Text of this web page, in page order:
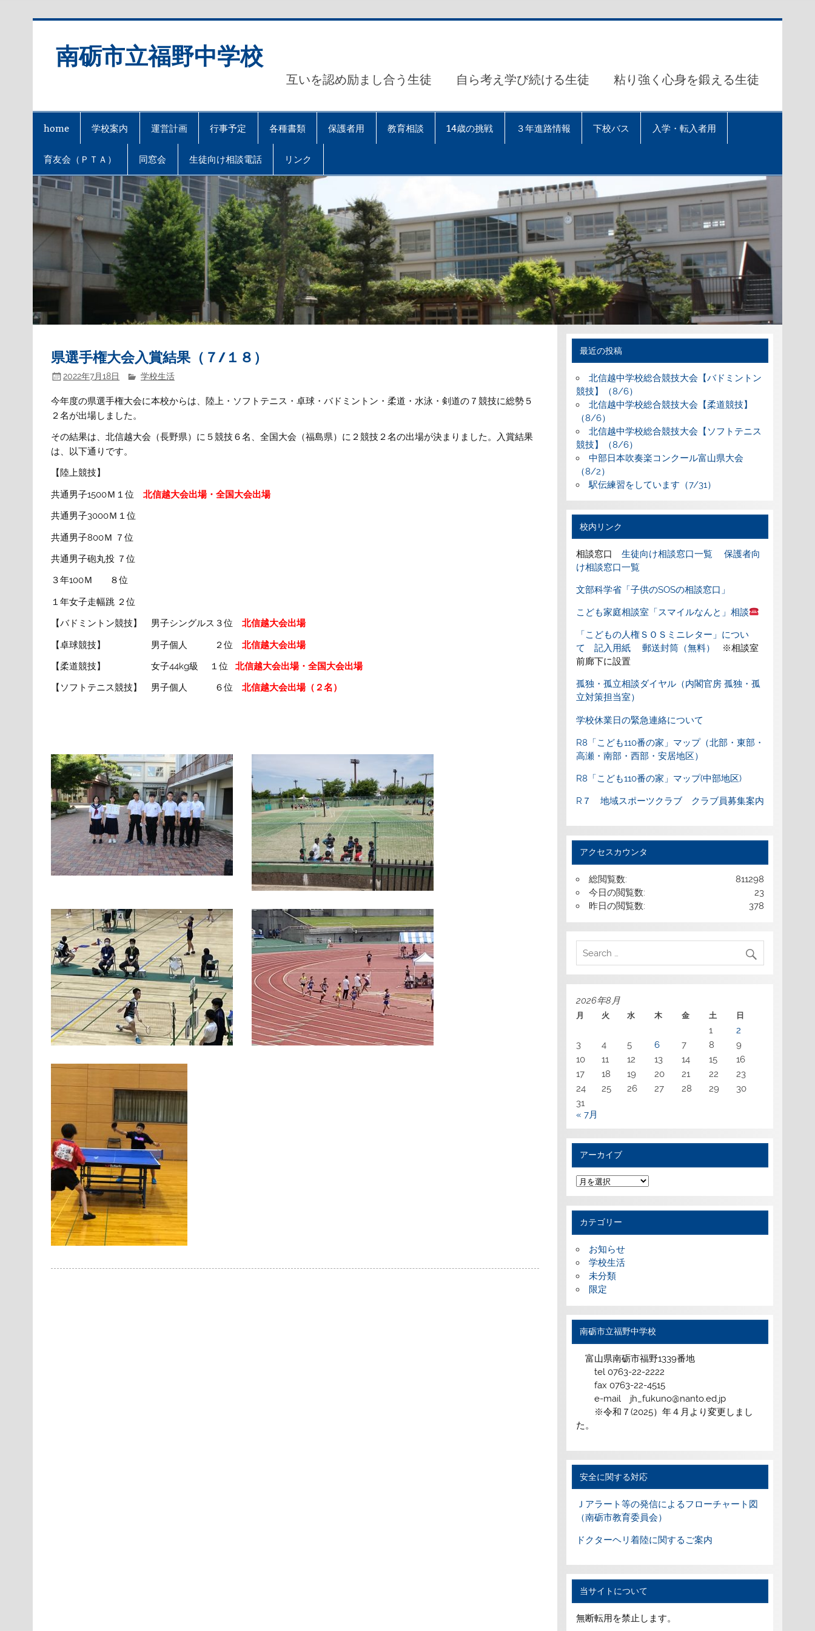
南砺市立福野中学校
互いを認め励まし合う生徒 自ら考え学び続ける生徒 粘り強く心身を鍛える生徒
home 学校案内 運営計画 行事予定 各種書類 保護者用 教育相談 14歳の挑戦 ３年進路情報 下校バス 入学・転入者用
育友会（ＰＴＡ） 同窓会 生徒向け相談電話 リンク
県選手権大会入賞結果（７/１８）
2022年7月18日 学校生活
今年度の県選手権大会に本校からは、陸上・ソフトテニス・卓球・バドミントン・柔道・水泳・剣道の７競技に総勢５
２名が出場しました。
その結果は、北信越大会（長野県）に５競技６名、全国大会（福島県）に２競技２名の出場が決まりました。入賞結果
は、以下通りです。
【陸上競技】
共通男子1500Ｍ１位北信越大会出場・全国大会出場
共通男子3000Ｍ１位
共通男子800Ｍ ７位
共通男子砲丸投 ７位
３年100Ｍ ８位
１年女子走幅跳 ２位
【バドミントン競技】 男子シングルス３位北信越大会出場
【卓球競技】 男子個人 ２位北信越大会出場
【柔道競技】 女子44kg級 １位北信越大会出場・全国大会出場
【ソフトテニス競技】 男子個人 ６位北信越大会出場（２名）
最近の投稿
北信越中学校総合競技大会【バドミントン
競技】（8/6）
北信越中学校総合競技大会【柔道競技】
（8/6）
北信越中学校総合競技大会【ソフトテニス
競技】（8/6）
中部日本吹奏楽コンクール富山県大会
（8/2）
駅伝練習をしています（7/31）
校内リンク
相談窓口 生徒向け相談窓口一覧
保護者向
け相談窓口一覧
文部科学省「子供のSOSの相談窓口」
こども家庭相談室「スマイルなんと」相談
「こどもの人権ＳＯＳミニレター」につい
て
記入用紙 郵送封筒（無料）
※相談室
前廊下に設置
孤独・孤立相談ダイヤル（内閣官房 孤独・孤
立対策担当室）
学校休業日の緊急連絡について
R8「こども110番の家」マップ（北部・東部・
高瀬・南部・西部・安居地区）
R8「こども110番の家」マップ(中部地区)
R７ 地域スポーツクラブ クラブ員募集案内
アクセスカウンタ
811298
総閲覧数:
23
今日の閲覧数:
378
昨日の閲覧数:
2026年8月
月 火 水 木 金 土 日
1
2
3
4 5 6 7 8
9
10
11 12 13 14 15
16
17
18 19 20 21 22
23
24
25 26 27 28 29
30
31
« 7月
アーカイブ
ア
ー
カ
イ
カテゴリー
お知らせ
学校生活
未分類
限定
南砺市立福野中学校
富山県南砺市福野1339番地
tel 0763-22-2222
fax 0763-22-4515
e-mail jh_fukuno@nanto.ed.jp
※令和７(2025）年４月より変更しまし
た。
安全に関する対応
Ｊアラート等の発信によるフローチャート図
（南砺市教育委員会）
ドクターヘリ着陸に関するご案内
当サイトについて
無断転用を禁止します。